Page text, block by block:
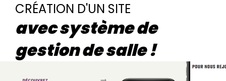
CRÉATION D'UN SITE
avec système de
gestion de salle !